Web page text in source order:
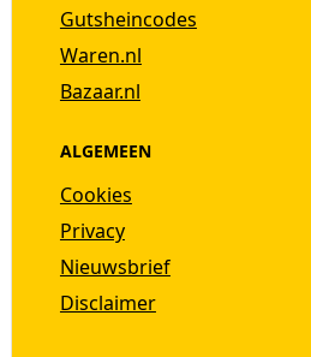
Gutsheincodes
Waren.nl
Bazaar.nl
ALGEMEEN
Cookies
Privacy
Nieuwsbrief
Disclaimer